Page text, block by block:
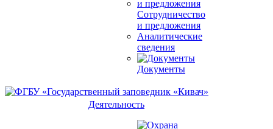
Сотрудничество
и предложения
Аналитические
сведения
Документы
Деятельность